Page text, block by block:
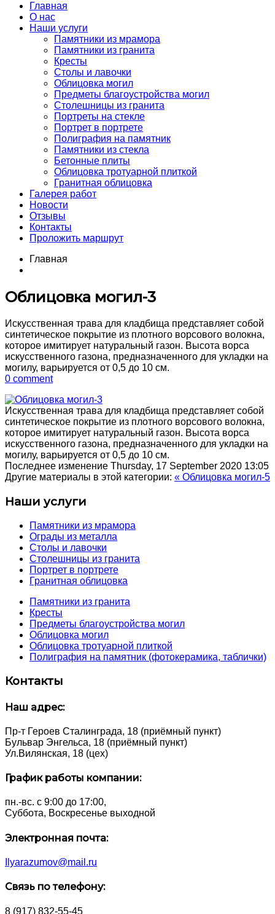
Главная
О нас
Наши услуги
Памятники из мрамора
Памятники из гранита
Кресты
Столы и лавочки
Облицовка могил
Предметы благоустройства могил
Столешницы из гранита
Портреты на стекле
Портрет в портрете
Полиграфия на памятник
Памятники из стекла
Бетонные плиты
Облицовка тротуарной плиткой
Гранитная облицовка
Галерея работ
Новости
Отзывы
Контакты
Проложить маршрут
Главная
Облицовка могил-3
Искусственная трава для кладбища представляет собой
синтетическое покрытие из плотного ворсового волокна,
которое имитирует натуральный газон. Высота ворса
искусственного газона, предназначенного для укладки на
могилу, варьируется от 0,5 до 10 см.
0 comment
Искусственная трава для кладбища представляет собой
синтетическое покрытие из плотного ворсового волокна,
которое имитирует натуральный газон. Высота ворса
искусственного газона, предназначенного для укладки на
могилу, варьируется от 0,5 до 10 см.
Последнее изменение Thursday, 17 September 2020 13:05
Другие материалы в этой категории: « Облицовка могил-5
Наши услуги
Памятники из мрамора
Ограды из металла
Столы и лавочки
Столешницы из гранита
Портрет в портрете
Гранитная облицовка
Памятники из гранита
Кресты
Предметы благоустройства могил
Облицовка могил
Облицовка тротуарной плиткой
Полиграфия на памятник (фотокерамика, таблички)
Контакты
Наш адрес:
Пр-т Героев Сталинграда, 18 (приёмный пункт)
Бульвар Энгельса, 18 (приёмный пункт)
Ул.Вилянская, 18 (цех)
График работы компании:
пн.-вс. с 9:00 до 17:00,
Суббота, Воскресенье выходной
Электронная почта:
Ilyarazumov@mail.ru
Связь по телефону:
8 (917) 832-55-45